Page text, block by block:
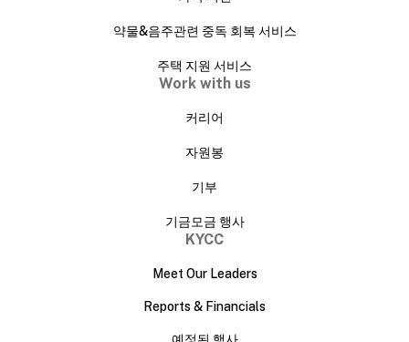
약물&음주관련 중독 회복 서비스
주택 지원 서비스
Work with us
커리어
자원봉
기부
기금모금 행사
KYCC
Meet Our Leaders
Reports & Financials